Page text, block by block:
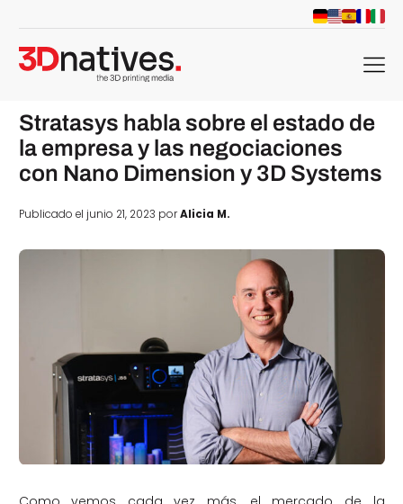
menu
Stratasys habla sobre el estado de
la empresa y las negociaciones
con Nano Dimension y 3D Systems
Publicado el junio 21, 2023 porAlicia M.